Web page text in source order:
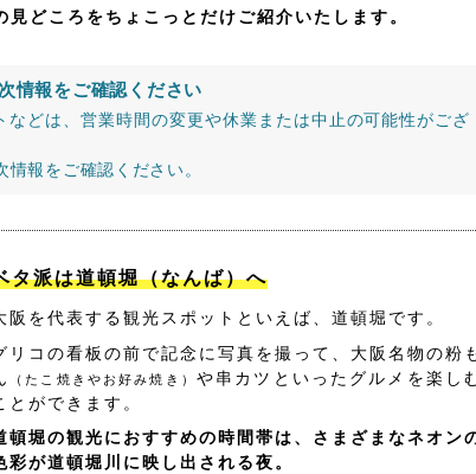
どころをちょこっとだけご紹介いたします。
情報をご確認ください
どは、営業時間の変更や休業または中止の可能性がござ
報をご確認ください。
タ派は道頓堀（なんば）へ
阪を代表する観光スポットといえば、道頓堀です。
リコの看板の前で記念に写真を撮って、大阪名物の粉
（たこ焼きやお好み焼き） や串カツといったグルメを楽し
とができます。
頓堀の観光におすすめの時間帯は、さまざまなネオン
彩が道頓堀川に映し出される夜。